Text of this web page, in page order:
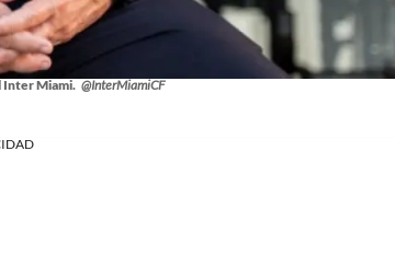
Inter Miami. @InterMiamiCF